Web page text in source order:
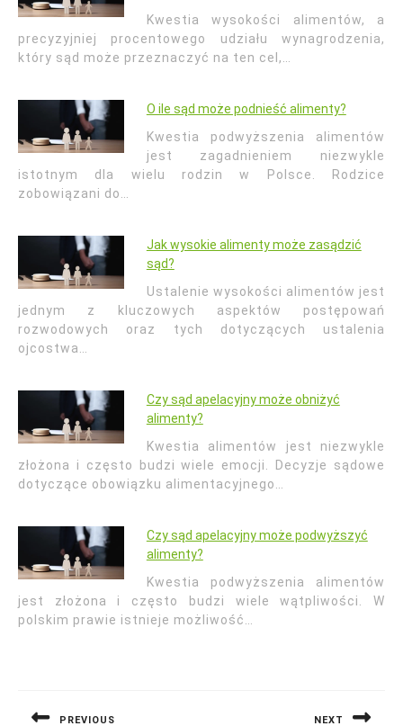
Kwestia wysokości alimentów, a
precyzyjniej procentowego udziału wynagrodzenia,
który sąd może przeznaczyć na ten cel,…
O ile sąd może podnieść alimenty?
Kwestia podwyższenia alimentów
jest zagadnieniem niezwykle
istotnym dla wielu rodzin w Polsce. Rodzice
zobowiązani do…
Jak wysokie alimenty może zasądzić
sąd?
Ustalenie wysokości alimentów jest
jednym z kluczowych aspektów postępowań
rozwodowych oraz tych dotyczących ustalenia
ojcostwa…
Czy sąd apelacyjny może obniżyć
alimenty?
Kwestia alimentów jest niezwykle
złożona i często budzi wiele emocji. Decyzje sądowe
dotyczące obowiązku alimentacyjnego…
Czy sąd apelacyjny może podwyższyć
alimenty?
Kwestia podwyższenia alimentów
jest złożona i często budzi wiele wątpliwości. W
polskim prawie istnieje możliwość…
PREVIOUS NEXT